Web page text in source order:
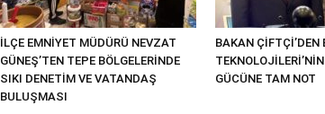
İLÇE EMNİYET MÜDÜRÜ NEVZAT
GÜNEŞ’TEN TEPE BÖLGELERİNDE
SIKI DENETİM VE VATANDAŞ
BULUŞMASI
BAKAN ÇİFTÇİ’DEN
GÜCÜNE TAM NOT